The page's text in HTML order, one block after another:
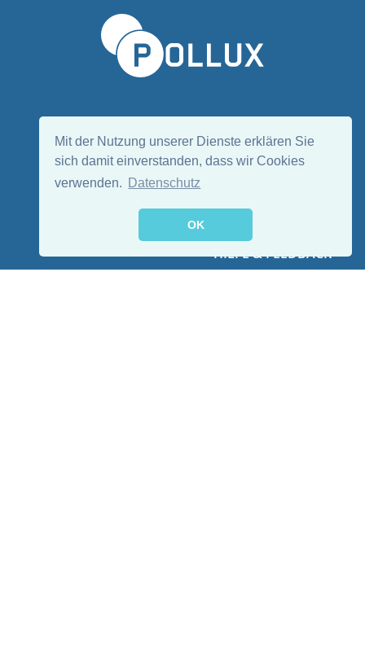
Mit der Nutzung unserer Dienste erklären Sie
sich damit einverstanden, dass wir Cookies
verwenden.
Datenschutz
OK
HILFE & FEEDBACK
EN